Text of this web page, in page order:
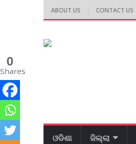
ABOUT US CONTACT US
ଓଡିଶା ଜିଲ୍ଲା
0
Shares